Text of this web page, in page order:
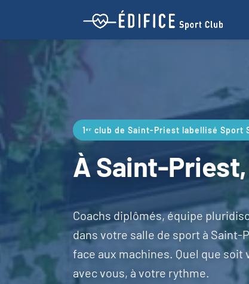
1ᵉʳ club de Saint-Priest labellisé Sport
À Saint-
Coachs diplômés, équipe
dans votre salle de sport à Saint-
face aux machines. Quel que soit
avec vous, à votre rythme.